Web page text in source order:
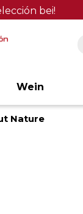
bei!
Wein
Nature